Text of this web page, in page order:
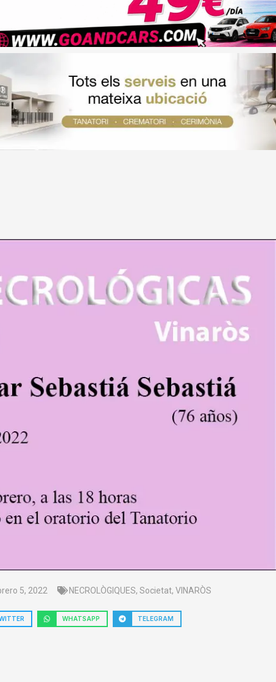
5, 2022 NECROLÒGIQUES, Societat, VINARÒS
WHATSAPP TELEGRAM